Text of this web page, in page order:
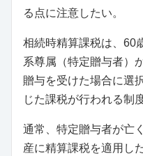
る点に注意したい。
相続時精算課税は、60
系尊属（特定贈与者）
贈与を受けた場合に選
じた課税が行われる制
通常、特定贈与者が亡
産に精算課税を適用し